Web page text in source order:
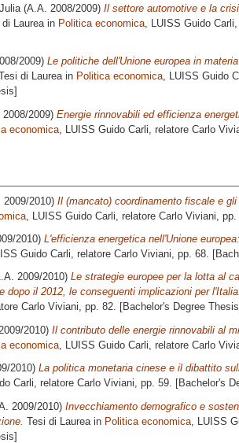
(A.A. 2008/2009) Il settore automotive e la
di Laurea in Politica economica , LUISS Guido
2009) Le politiche dell'Unione europea in
di Laurea in Politica economica, LUISS Guido
2009) Energie rinnovabili ed efficienza
economica , LUISS Guido Carli, relatore Carlo
2009/2010) Il (mancato) coordinamento fiscale e
, LUISS Guido Carli, relatore Carlo Viviani ,
2010) L'efficienza energetica nell'Unione
Guido Carli, relatore Carlo Viviani , pp. 68.
2009/2010) Le strategie europee per la lotta al
dopo il 2012, le conseguenti implicazioni per l'Italia.
Carlo Viviani, pp. 82. [Bachelor's Degree
2010) Il contributo delle energie rinnovabili al
economica , LUISS Guido Carli, relatore Carlo
2010) La politica monetaria cinese e il dibattito
Carli, relatore Carlo Viviani, pp. 59. [Bachelor's
2009/2010) Invecchiamento demografico e
Tesi di Laurea in Politica economica , LUISS